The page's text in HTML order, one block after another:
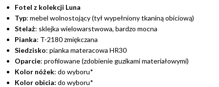
Fotel z kolekcji Luna
Typ: mebel wolnostojący (tył wypełniony tkaniną obiciową)
Stelaż: sklejka wielowarstwowa, bardzo mocna
Pianka: T-2180 zmiękczana
Siedzisko: pianka materacowa HR30
Oparcie: profilowane (zdobienie guzikami materiałowymi)
Kolor nóżek: do wyboru*
Kolor obicia: do wyboru*